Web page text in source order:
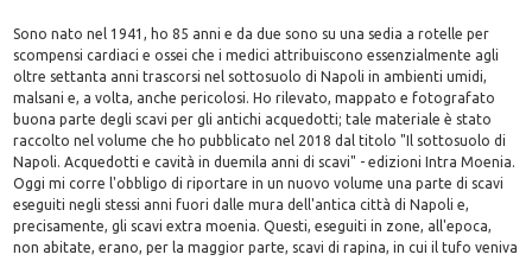
Sono nato nel 1941, ho 85 anni e da due sono su una sedia a rotelle per
scompensi cardiaci e ossei che i medici attribuiscono essenzialmente agli
oltre settanta anni trascorsi nel sottosuolo di Napoli in ambienti umidi,
malsani e, a volta, anche pericolosi. Ho rilevato, mappato e fotografato
buona parte degli scavi per gli antichi acquedotti; tale materiale è stato
raccolto nel volume che ho pubblicato nel 2018 dal titolo "Il sottosuolo di
Napoli. Acquedotti e cavità in duemila anni di scavi" - edizioni Intra Moenia.
Oggi mi corre l'obbligo di riportare in un nuovo volume una parte di scavi
eseguiti negli stessi anni fuori dalle mura dell'antica città di Napoli e,
precisamente, gli scavi extra moenia. Questi, eseguiti in zone, all'epoca,
non abitate, erano, per la maggior parte, scavi di rapina, in cui il tufo veniva